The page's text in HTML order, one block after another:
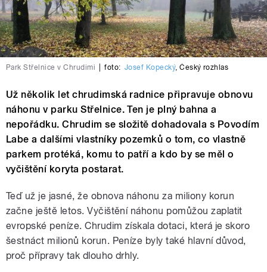
Park Střelnice v Chrudimi foto: Josef Kopecký,Český rozhlas
Už několik let chrudimská radnice připravuje obnovu
náhonu v parku Střelnice. Ten je plný bahna a
nepořádku. Chrudim se složitě dohadovala s Povodím
Labe a dalšími vlastníky pozemků o tom, co vlastně
parkem protéká, komu to patří a kdo by se měl o
vyčištění koryta postarat.
Teď už je jasné, že obnova náhonu za miliony korun
začne ještě letos. Vyčištění náhonu pomůžou zaplatit
evropské peníze. Chrudim získala dotaci, která je skoro
šestnáct milionů korun. Peníze byly také hlavní důvod,
proč přípravy tak dlouho drhly.